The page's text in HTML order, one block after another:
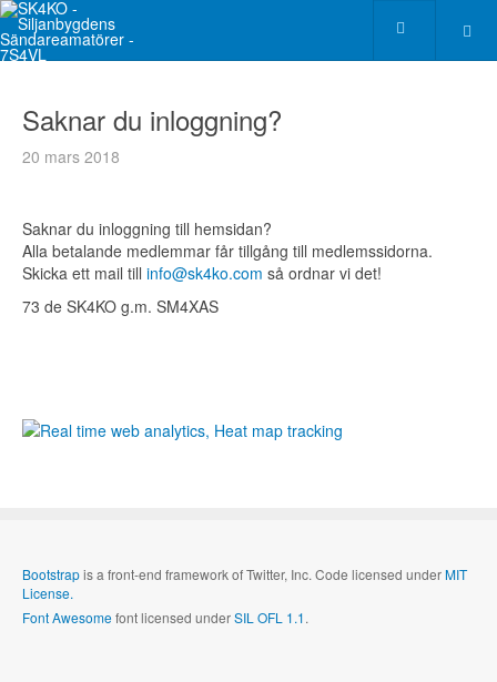
Saknar du inloggning?
20 mars 2018
Saknar du inloggning till hemsidan?
Alla betalande medlemmar får tillgång till medlemssidorna.
Skicka ett mail till info@sk4ko.com så ordnar vi det!
73 de SK4KO g.m. SM4XAS
Bootstrapis a front-end framework of Twitter, Inc. Code licensed underMIT
License.
Font Awesomefont licensed underSIL OFL 1.1.